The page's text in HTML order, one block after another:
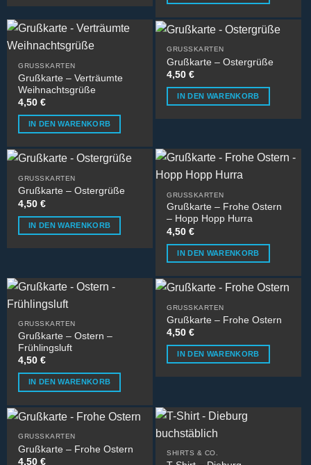
GRUSSKARTEN
Grußkarte – Verträumte
Weihnachtsgrüße
4,50€
IN DEN WARENKORB
GRUSSKARTEN
Grußkarte – Ostergrüße
4,50€
IN DEN WARENKORB
GRUSSKARTEN
Grußkarte – Ostergrüße
4,50€
IN DEN WARENKORB
GRUSSKARTEN
Grußkarte – Frohe Ostern
– Hopp Hopp Hurra
4,50€
IN DEN WARENKORB
GRUSSKARTEN
Grußkarte – Ostern –
Frühlingsluft
4,50€
IN DEN WARENKORB
GRUSSKARTEN
Grußkarte – Frohe Ostern
4,50€
IN DEN WARENKORB
GRUSSKARTEN
Grußkarte – Frohe Ostern
4,50€
SHIRTS & CO.